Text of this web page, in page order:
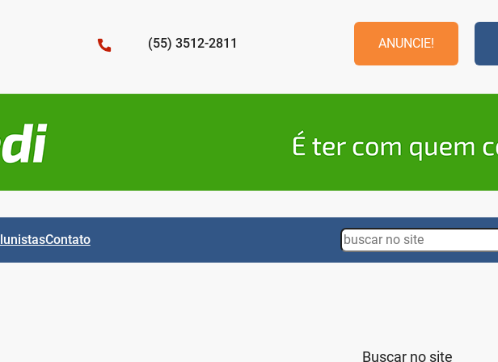
(55) 3512-2811 ANUNCIE!
Contato Search
Buscar no site